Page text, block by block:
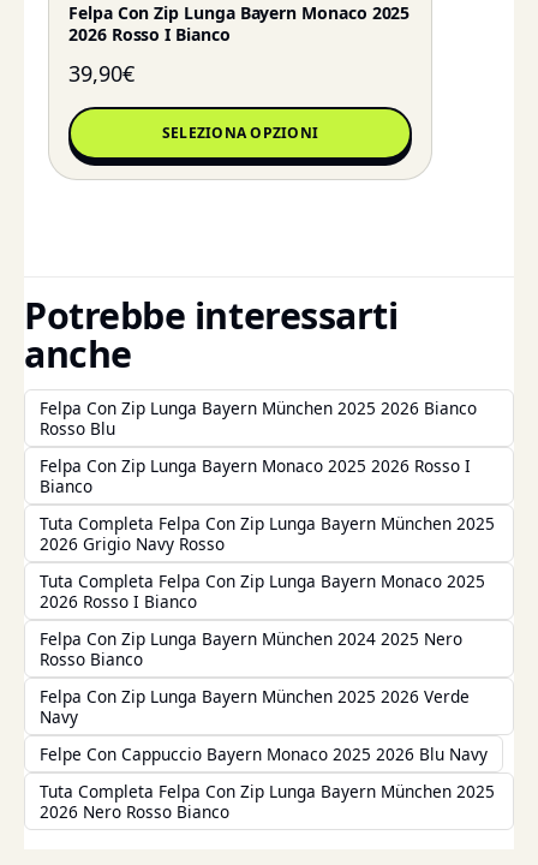
Felpa Con Zip Lunga Bayern Monaco 2025
2026 Rosso I Bianco
39,90€
SELEZIONA OPZIONI
Potrebbe interessarti
anche
Felpa Con Zip Lunga Bayern München 2025 2026 Bianco
Rosso Blu
Felpa Con Zip Lunga Bayern Monaco 2025 2026 Rosso I
Bianco
Tuta Completa Felpa Con Zip Lunga Bayern München 2025
2026 Grigio Navy Rosso
Tuta Completa Felpa Con Zip Lunga Bayern Monaco 2025
2026 Rosso I Bianco
Felpa Con Zip Lunga Bayern München 2024 2025 Nero
Rosso Bianco
Felpa Con Zip Lunga Bayern München 2025 2026 Verde
Navy
Felpe Con Cappuccio Bayern Monaco 2025 2026 Blu Navy
Tuta Completa Felpa Con Zip Lunga Bayern München 2025
2026 Nero Rosso Bianco